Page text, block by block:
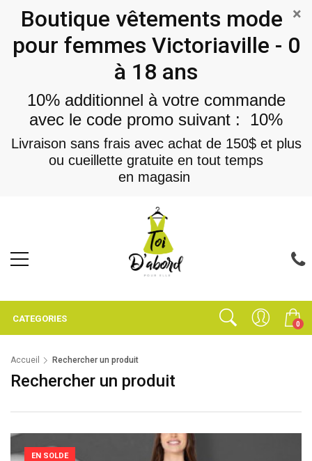
×
Boutique vêtements mode
pour femmes Victoriaville - 0
à 18 ans
10% additionnel à votre commande
avec le code promo suivant : 10%
Livraison sans frais avec achat de 150$ et plus
ou cueillette gratuite en tout temps
en magasin
0
CATEGORIES
Accueil Rechercher un produit
Rechercher un produit
EN SOLDE